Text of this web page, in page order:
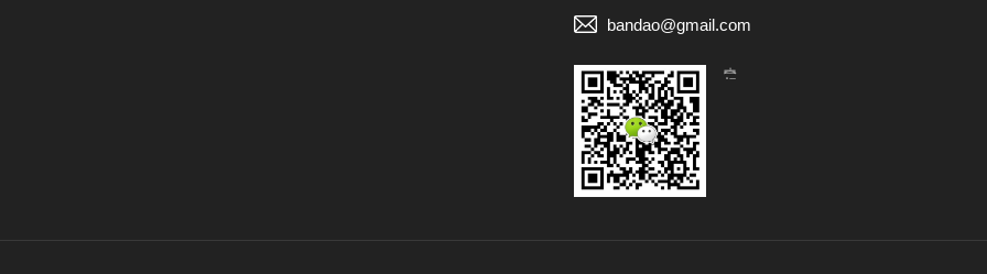
bandao@gmail.com
【扫一扫，关注我们】